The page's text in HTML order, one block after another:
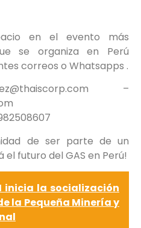
en el evento más
se organiza en Perú
correos o Whatsapps .
–
de ser parte de un
futuro del GAS en Perú!
inicia la socialización
la Pequeña Minería y